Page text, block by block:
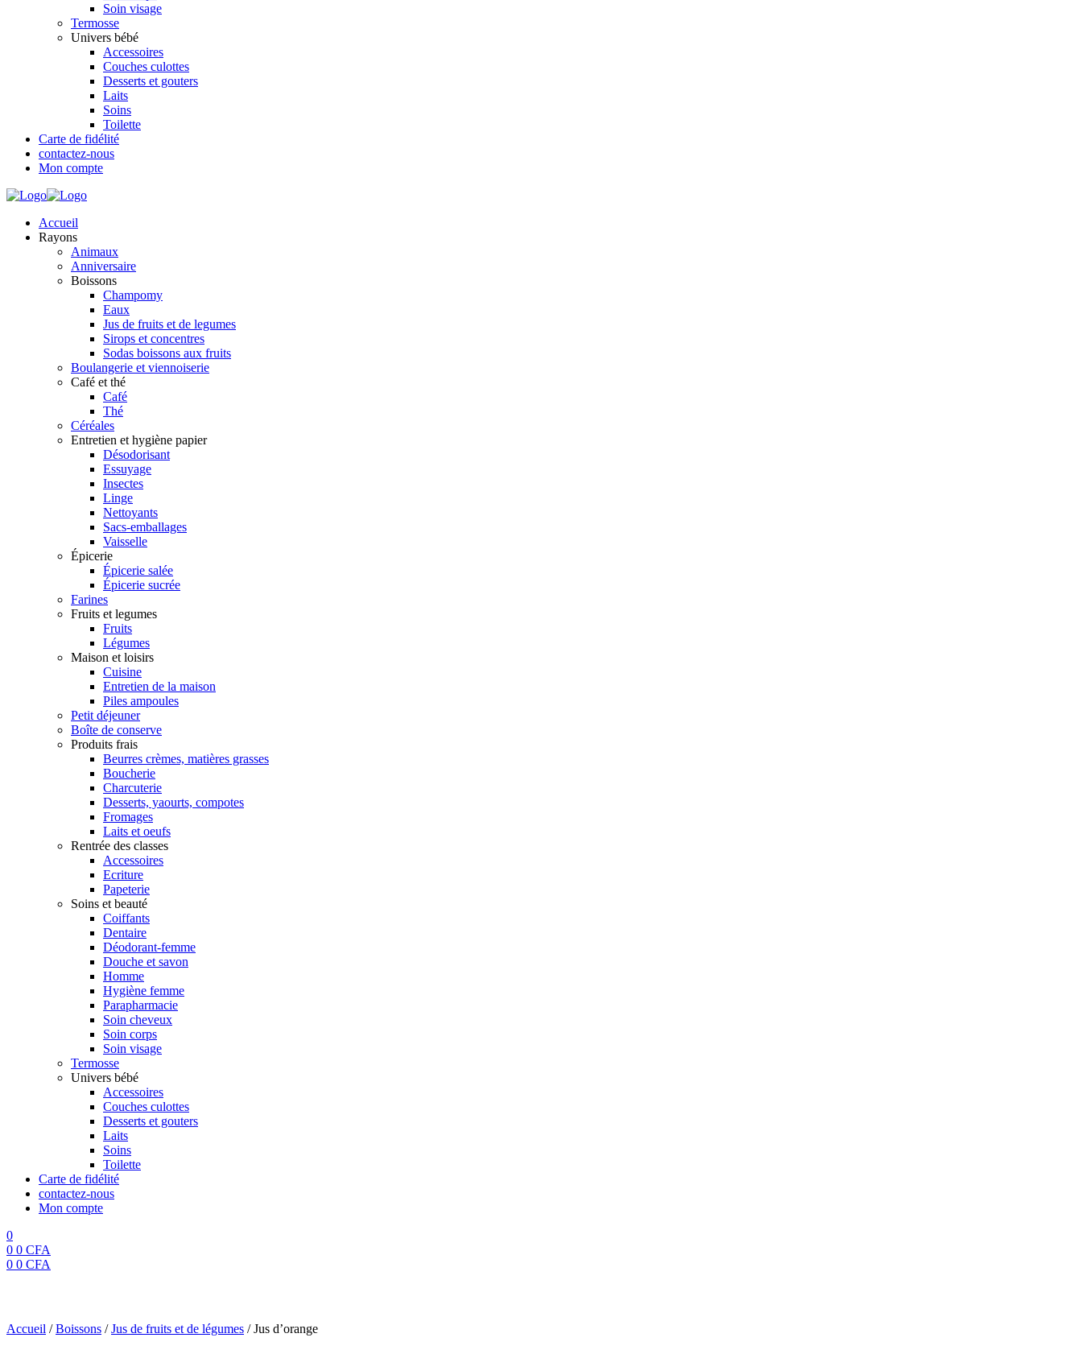
Soin visage
Termosse
Univers bébé
Accessoires
Couches culottes
Desserts et gouters
Laits
Soins
Toilette
Carte de fidélité
contactez-nous
Mon compte
Accueil
Rayons
Animaux
Anniversaire
Boissons
Champomy
Eaux
Jus de fruits et de legumes
Sirops et concentres
Sodas boissons aux fruits
Boulangerie et viennoiserie
Café et thé
Café
Thé
Céréales
Entretien et hygiène papier
Désodorisant
Essuyage
Insectes
Linge
Nettoyants
Sacs-emballages
Vaisselle
Épicerie
Épicerie salée
Épicerie sucrée
Farines
Fruits et legumes
Fruits
Légumes
Maison et loisirs
Cuisine
Entretien de la maison
Piles ampoules
Petit déjeuner
Boîte de conserve
Produits frais
Beurres crèmes, matières grasses
Boucherie
Charcuterie
Desserts, yaourts, compotes
Fromages
Laits et oeufs
Rentrée des classes
Accessoires
Ecriture
Papeterie
Soins et beauté
Coiffants
Dentaire
Déodorant-femme
Douche et savon
Homme
Hygiène femme
Parapharmacie
Soin cheveux
Soin corps
Soin visage
Termosse
Univers bébé
Accessoires
Couches culottes
Desserts et gouters
Laits
Soins
Toilette
Carte de fidélité
contactez-nous
Mon compte
0
0 0 CFA
0 0 CFA
Accueil /Boissons /Jus de fruits et de légumes /Jus d’orange